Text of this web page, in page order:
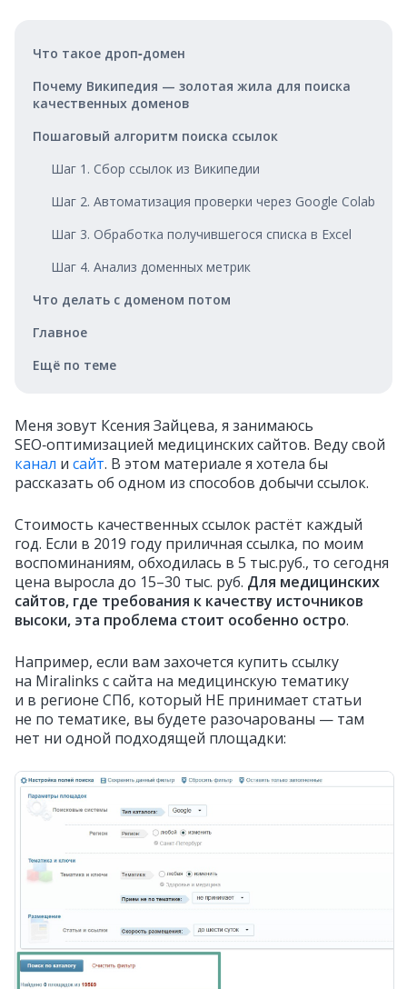
Что такое дроп‑домен
Почему Википедия — золотая жила для поиска
качественных доменов
Пошаговый алгоритм поиска ссылок
Шаг 1. Сбор ссылок из Википедии
Шаг 2. Автоматизация проверки через Google Colab
Шаг 3. Обработка получившегося списка в Excel
Шаг 4. Анализ доменных метрик
Что делать с доменом потом
Главное
Ещё по теме
Меня зовут Ксения Зайцева, я занимаюсь
SEO‑оптимизацией медицинских сайтов. Веду свой
канал и сайт. В этом материале я хотела бы
рассказать об одном из способов добычи ссылок.
Стоимость качественных ссылок растёт каждый
год. Если в 2019 году приличная ссылка, по моим
воспоминаниям, обходилась в 5 тыс.руб., то сегодня
цена выросла до 15–30 тыс. руб. Для медицинских
сайтов, где требования к качеству источников
высоки, эта проблема стоит особенно остро.
Например, если вам захочется купить ссылку
на Miralinks с сайта на медицинскую тематику
и в регионе СПб, который НЕ принимает статьи
не по тематике, вы будете разочарованы — там
нет ни одной подходящей площадки: